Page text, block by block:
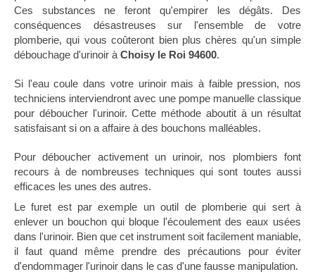
Ces substances ne feront qu'empirer les dégâts. Des
conséquences désastreuses sur l'ensemble de votre
plomberie, qui vous coûteront bien plus chères qu'un simple
débouchage d'urinoir à Choisy le Roi 94600.
Si l'eau coule dans votre urinoir mais à faible pression, nos
techniciens interviendront avec une pompe manuelle classique
pour déboucher l'urinoir. Cette méthode aboutit à un résultat
satisfaisant si on a affaire à des bouchons malléables.
Pour déboucher activement un urinoir, nos plombiers font
recours à de nombreuses techniques qui sont toutes aussi
efficaces les unes des autres.
Le furet est par exemple un outil de plomberie qui sert à
enlever un bouchon qui bloque l'écoulement des eaux usées
dans l'urinoir. Bien que cet instrument soit facilement maniable,
il faut quand même prendre des précautions pour éviter
d'endommager l'urinoir dans le cas d'une fausse manipulation.